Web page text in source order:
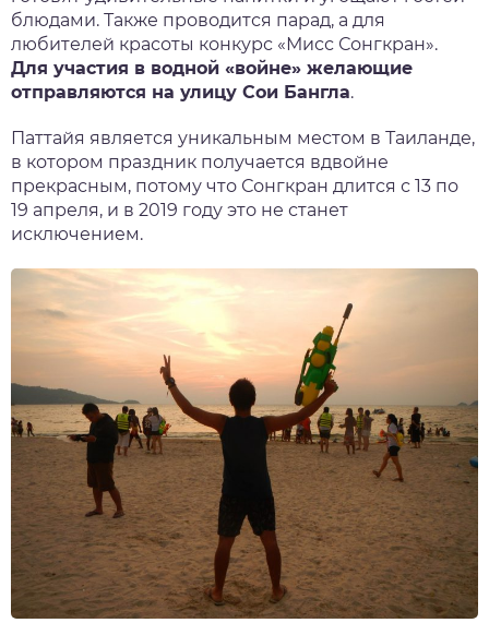
блюдами. Также проводится парад, а для
любителей красоты конкурс «Мисс Сонгкран».
Для участия в водной «войне» желающие
отправляются на улицу Сои Бангла.
Паттайя является уникальным местом в Таиланде,
в котором праздник получается вдвойне
прекрасным, потому что Сонгкран длится с 13 по
19 апреля, и в 2019 году это не станет
исключением.